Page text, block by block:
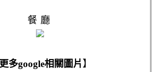
餐廳
更多google相關圖片 】